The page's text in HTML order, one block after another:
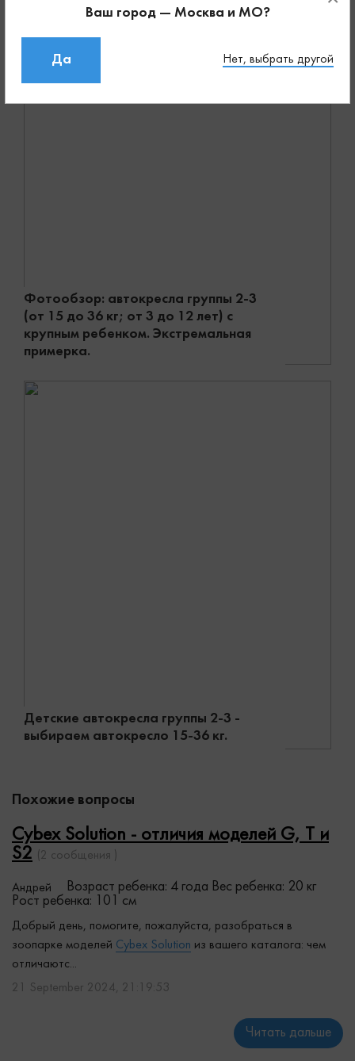
Ваш город — Москва и МО?
Да Нет, выбрать другой
Фотообзор: автокресла группы 2-3
(от 15 до 36 кг; от 3 до 12 лет) с
крупным ребенком. Экстремальная
примерка.
Детские автокресла группы 2-3 -
выбираем автокресло 15-36 кг.
Похожие вопросы
Cybex Solution - отличия моделей G, T и
S2
(2 сообщения )
Андрей Возраст ребенка: 4 года Вес ребенка: 20 кг
Рост ребенка: 101 см
Добрый день, помогите, пожалуйста, разобраться в
зоопарке моделей Cybex Solution из вашего каталога: чем
отличаютс...
21 September 2024, 21:19:53
Читать дальше